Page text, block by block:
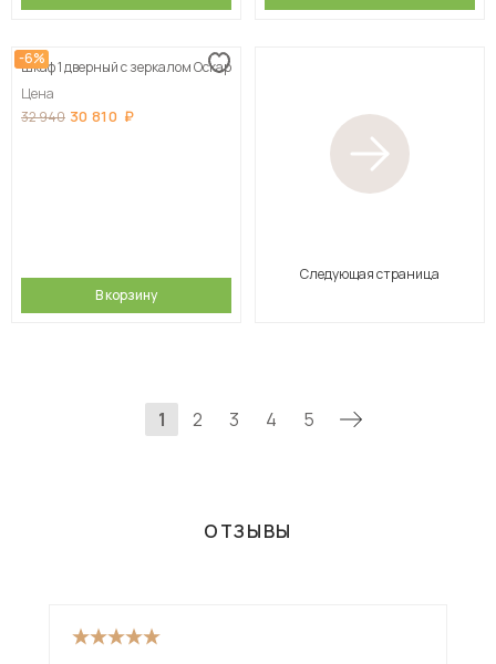
-6%
Шкаф 1 дверный с зеркалом Оскар
Цена
32 940 30 810
В корзину
Следующая страница
1 2 3 4 5
ОТЗЫВЫ